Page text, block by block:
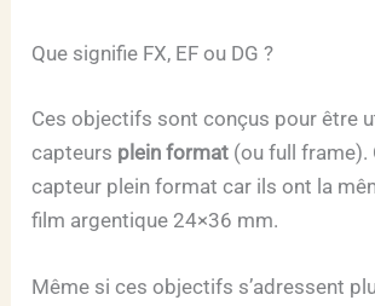
Que signifie FX, EF ou DG ?
Ces objectifs sont conçus pour être
capteurs plein format (ou full frame).
capteur plein format car ils ont la
film argentique 24×36 mm.
Même si ces objectifs s’adressent